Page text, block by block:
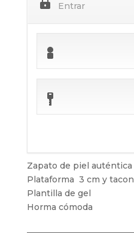
Entrar
Zapato de piel auténtica
Plataforma 3 cm y tacon
Plantilla de gel
Horma cómoda